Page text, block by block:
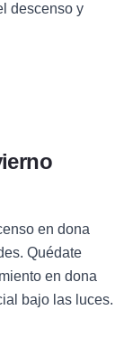
descenso y
en dona
Quédate
en dona
bajo las luces.